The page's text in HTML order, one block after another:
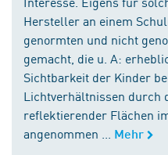
Hersteller an einem
genormten und nicht
gemacht, die u. A:
Sichtbarkeit der Kinder
Lichtverhältnissen durch
reflektierender Flächen
angenommen ...
Mehr